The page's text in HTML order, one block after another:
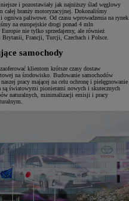
i pozostawiały jak najniższy ślad węglowy
całej branży motoryzacyjnej. Dokonaliśmy
paliwowe. Od czasu wprowadzenia na rynek
na europejskie drogi ponad 4 mln
nie tylko sprzedajemy, ale również
Brytanii, Francji, Turcji, Czechach i Polsce.
samochody
klientom krótsze czasy dostaw
na środowisko. Budowanie samochodów
pracy mającej na celu ochronę i pielęgnowanie
światowymi pionierami nowych i skutecznych
naturalnych, minimalizacji emisji i pracy